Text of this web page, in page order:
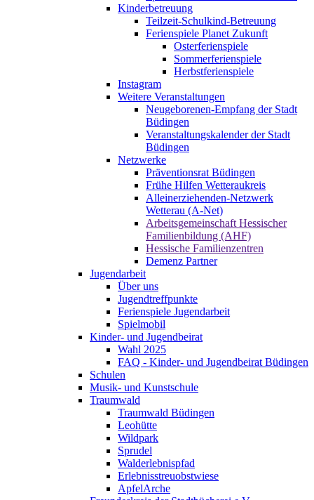
Kinderbetreuung
Teilzeit-Schulkind-Betreuung
Ferienspiele Planet Zukunft
Osterferienspiele
Sommerferienspiele
Herbstferienspiele
Instagram
Weitere Veranstaltungen
Neugeborenen-Empfang der Stadt
Büdingen
Veranstaltungskalender der Stadt
Büdingen
Netzwerke
Präventionsrat Büdingen
Frühe Hilfen Wetteraukreis
Alleinerziehenden-Netzwerk
Wetterau (A-Net)
Arbeitsgemeinschaft Hessischer
Familienbildung (AHF)
Hessische Familienzentren
Demenz Partner
Jugendarbeit
Über uns
Jugendtreffpunkte
Ferienspiele Jugendarbeit
Spielmobil
Kinder- und Jugendbeirat
Wahl 2025
FAQ - Kinder- und Jugendbeirat Büdingen
Schulen
Musik- und Kunstschule
Traumwald
Traumwald Büdingen
Leohütte
Wildpark
Sprudel
Walderlebnispfad
Erlebnisstreuobstwiese
ApfelArche